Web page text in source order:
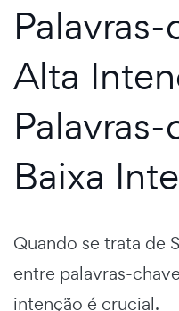
Alta
Baixa
Quando se trata de
entre palavras-
intenção é crucial.